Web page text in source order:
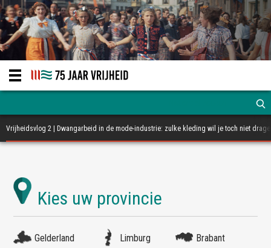
Vrijheidsvlog 2 | Dwangarbeid in de mode-industrie: zulke kleding wil je toch niet
Gelderland Limburg
Brabant